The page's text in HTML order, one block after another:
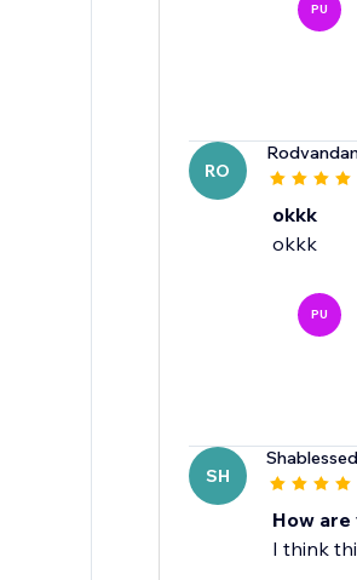
PU
RO
okkk
okkk
PU
SH
Shablessed
How are
I think